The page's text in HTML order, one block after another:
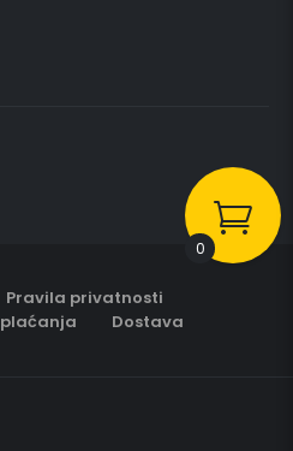
Pravila privatnosti
Dostava
0